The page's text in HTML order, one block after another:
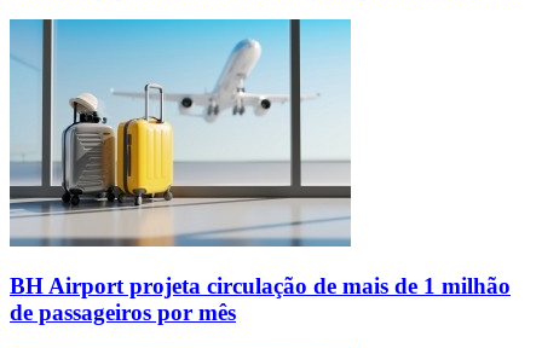
BH Airport projeta circulação de mais de 1 milhão
de passageiros por mês